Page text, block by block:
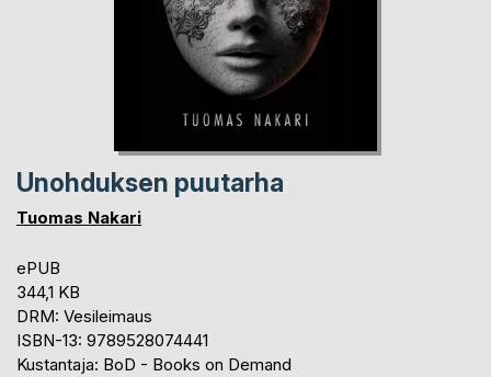
Unohduksen puutarha
Tuomas Nakari
ePUB
344,1 KB
DRM: Vesileimaus
ISBN-13: 9789528074441
Kustantaja: BoD - Books on Demand